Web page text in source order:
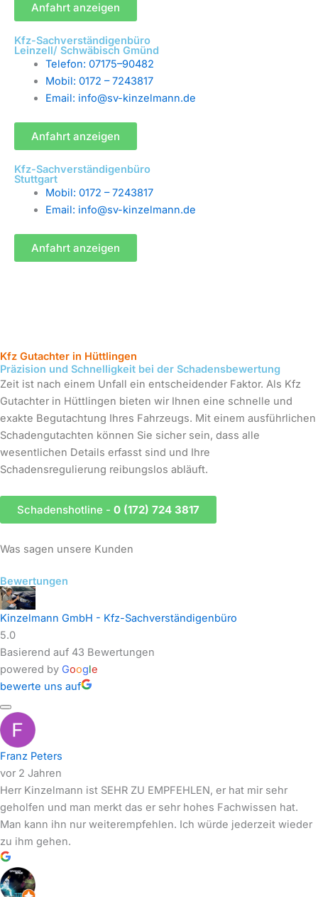
Anfahrt anzeigen
Kfz-Sachverständigenbüro
Leinzell/ Schwäbisch Gmünd
Telefon: 07175–90482
Mobil: 0172 – 7243817
Email: info@sv-kinzelmann.de
Anfahrt anzeigen
Kfz-Sachverständigenbüro
Stuttgart
Mobil: 0172 – 7243817
Email: info@sv-kinzelmann.de
Anfahrt anzeigen
Kfz Gutachter in Hüttlingen
Präzision und Schnelligkeit bei der Schadensbewertung
Zeit ist nach einem Unfall ein entscheidender Faktor. Als Kfz
Gutachter in Hüttlingen bieten wir Ihnen eine schnelle und
exakte Begutachtung Ihres Fahrzeugs. Mit einem ausführlichen
Schadengutachten können Sie sicher sein, dass alle
wesentlichen Details erfasst sind und Ihre
Schadensregulierung reibungslos abläuft.
Schadenshotline - 0 (172) 724 3817
Was sagen unsere Kunden
Bewertungen
Kinzelmann GmbH - Kfz-Sachverständigenbüro
5.0
Basierend auf 43 Bewertungen
powered by Google
bewerte uns auf
Franz Peters
vor 2 Jahren
Herr Kinzelmann ist SEHR ZU EMPFEHLEN, er hat mir sehr
geholfen und man merkt das er sehr hohes Fachwissen hat.
Man kann ihn nur weiterempfehlen. Ich würde jederzeit wieder
zu ihm gehen.